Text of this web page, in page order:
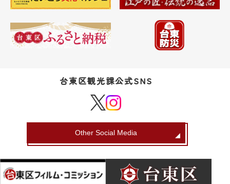
台東区観光課公式SNS
Other Social Media